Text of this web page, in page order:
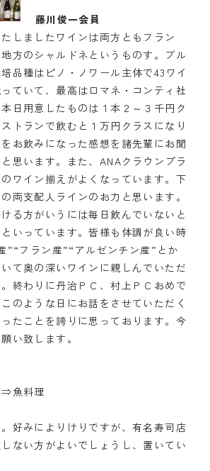
藤川俊一会員
しましたワインは両方ともフラン
方のシャルドネというものす。ブル
品種はピノ・ノワール主体で43ワイ
ていて、最高はロマネ・コンティ社
日用意したものは１本２～３千円ク
トランで飲むと１万円クラスになり
お飲みになった感想を諸先輩にお聞
思います。また、ANAクラウンプラ
ワイン揃えがよくなっています。下
両支配人ラインのお力と思います。
る方がいうには毎日飲んでいないと
いっています。皆様も体調が良い時
”“フラン産”“アルゼンチン産”とか
て奥の深いワインに親しんでいただ
終わりに丹治ＰＣ、村上ＰＣおめで
のような日にお話をさせていただく
たことを誇りに思っております。今
い致します。
魚料理
好みによりけりですが、有名寿司店
ない方がよいでしょうし、置いてい